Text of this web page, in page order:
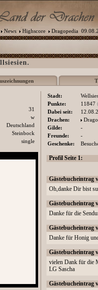
News Highscore Dragopedia
Stadt:
Punkte:
11847
Dabei seit:
Drachen:
Gilde:
-
Freunde:
-
Geschenke:
Profil Seite 1:
Gästebucheintrag
Oh,danke Dir bist
Gästebucheintrag
Danke für die
Gästebucheintrag
Danke für Honig
Gästebucheintrag
vielen Dank für die
LG Sascha
Gästebucheintrag
31
w
Deutschland
Steinbock
single